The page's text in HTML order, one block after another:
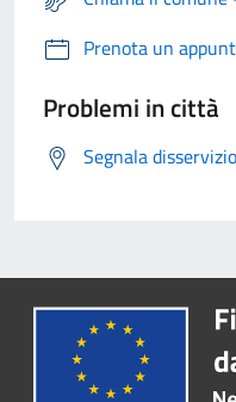
Prenota un
Problemi in città
Segnala disservizio